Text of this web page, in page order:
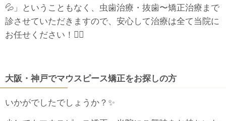
💦」ということもなく、虫歯治療・抜歯〜矯正治療まで
診させていただきますので、安心して治療は全て当院に
お任せください！👩‍⚕️
大阪・神戸でマウスピース矯正をお探しの方
いかがでしたでしょうか？✨